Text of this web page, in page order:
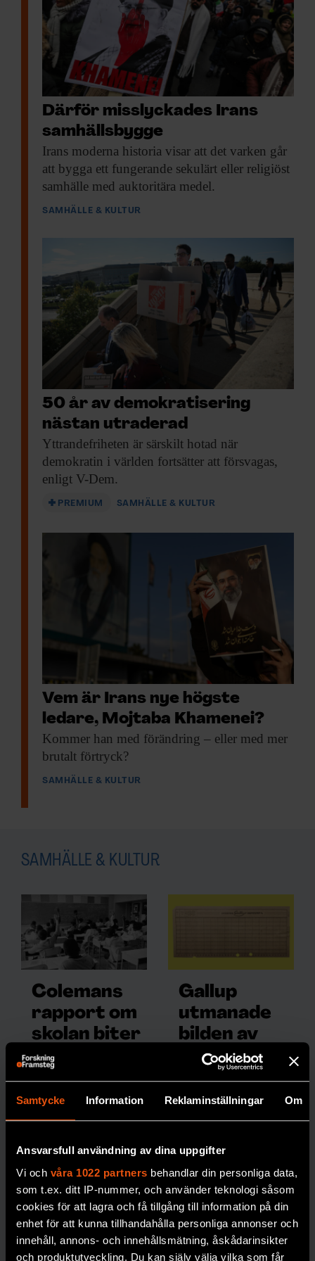
Samtycke Information Reklaminställningar Om
Ansvarsfull användning av dina uppgifter
Vi och våra 1022 partners behandlar din personliga data,
som t.ex. ditt IP-nummer, och använder teknologi såsom
cookies för att lagra och få tillgång till information på din
enhet för att kunna tillhandahålla personliga annonser och
innehåll, annons- och innehållsmätning, åskådarinsikter
och produktutveckling. Du kan själv välja vilka som får
Därför misslyckades Irans
samhällsbygge
Irans moderna historia visar att det varken går
att bygga ett fungerande sekulärt eller religiöst
samhälle med auktoritära medel.
SAMHÄLLE & KULTUR
50 år av demokratisering
nästan utraderad
Yttrandefriheten är särskilt hotad när
demokratin i världen fortsätter att försvagas,
enligt V-Dem.
PREMIUM SAMHÄLLE & KULTUR
Vem är Irans nye högste
ledare, Mojtaba Khamenei?
Kommer han med förändring – eller med mer
brutalt förtryck?
SAMHÄLLE & KULTUR
SAMHÄLLE & KULTUR
Colemans
rapport om
skolan biter
ännu efter
60 år
Den omtalade
Colemanrapporten
om
skolsegregationens
orsaker. 60 år efter
sin tillkomst gör den
fortfarande avtryck i
debatten.
Gallup
utmanade
bilden av
den folkliga
opinionen
Opinionsmätningarn
gav hopp om
starkare demokrati –
men mötte också
starkt motstånd.
MEDIA